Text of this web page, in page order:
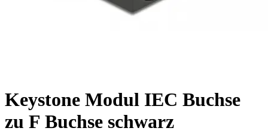
Keystone Modul IEC Buchse
zu F Buchse schwarz